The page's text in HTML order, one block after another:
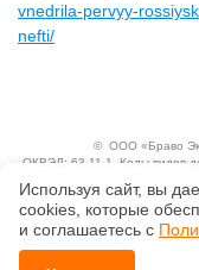
vnedrila-pervyy-
nefti/
© ООО «Браво
ОКВЭД: 63.11.1, Коды видов
Используя сайт, вы
сооkiеs, которые
и соглашаетесь с